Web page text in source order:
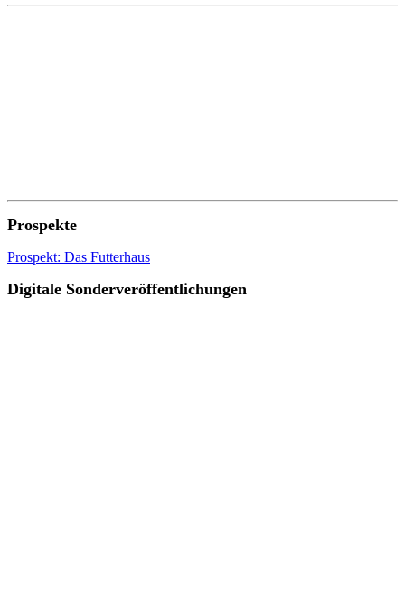
Prospekte
Prospekt: Das Futterhaus
Digitale Sonderveröffentlichungen